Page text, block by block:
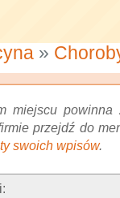
»
miejscu powinna
przejdź do
swoich wpisów.